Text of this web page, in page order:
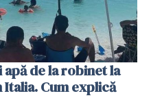
apă de la robinet la
Cum explică